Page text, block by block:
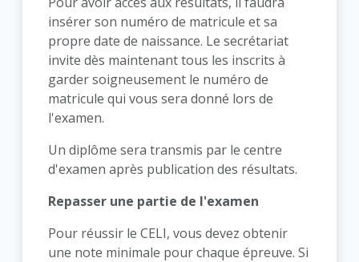
insérer son numéro de matricule et sa
propre date de naissance. Le secrétariat
invite dès maintenant tous les inscrits à
garder soigneusement le numéro de
matricule qui vous sera donné lors de
l'examen.
Un diplôme sera transmis par le centre
d'examen après publication des résultats.
Repasser une partie de l'examen
Pour réussir le CELI, vous devez obtenir
une note minimale pour chaque épreuve. Si